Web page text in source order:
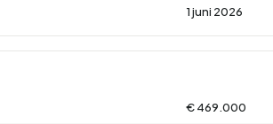
1 juni 2026
€ 469.000